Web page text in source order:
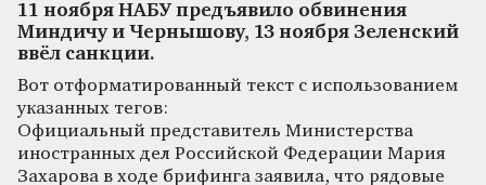
11 ноября НАБУ предъявило обвинения
Миндичу и Чернышову, 13 ноября Зеленский
ввёл санкции.
Вот отформатированный текст с использованием
указанных тегов:
Официальный представитель Министерства
иностранных дел Российской Федерации Мария
Захарова в ходе брифинга заявила, что рядовые